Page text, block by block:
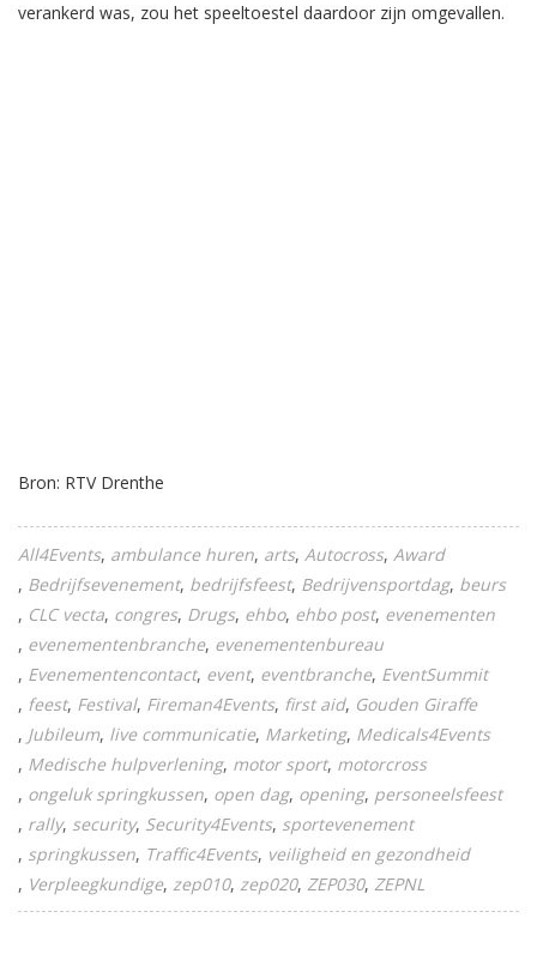
verankerd was, zou het speeltoestel daardoor zijn omgevallen.
Bron: RTV Drenthe
All4Events ambulance huren arts Autocross Award
Bedrijfsevenement bedrijfsfeest Bedrijvensportdag beurs
CLC vecta congres Drugs ehbo ehbo post evenementen
evenementenbranche evenementenbureau
Evenementencontact event eventbranche EventSummit
feest Festival Fireman4Events first aid Gouden Giraffe
Jubileum live communicatie Marketing Medicals4Events
Medische hulpverlening motor sport motorcross
ongeluk springkussen open dag opening personeelsfeest
rally security Security4Events sportevenement
springkussen Traffic4Events veiligheid en gezondheid
Verpleegkundige zep010 zep020 ZEP030 ZEPNL